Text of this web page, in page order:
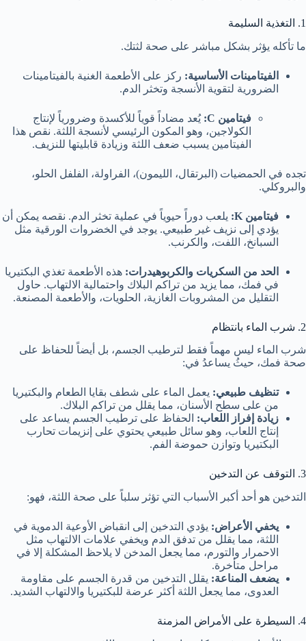
1. التغذية السليمة
ما تأكله يؤثر بشكل مباشر على صحة لثتك.
الفيتامينات الأساسية: ركز على الأطعمة الغنية بالفيتامينات
الضرورية لتقوية الأنسجة وتخثر الدم.
فيتامين C
: يُعد مضاداً قوياً للأكسدة وضرورياً لإنتاج
الكولاجين، وهو المكون الرئيسي لأنسجة اللثة. نقص هذا
الفيتامين يسبب ضعف اللثة وزيادة قابليتها للنزيف.
تجده في الحمضيات (البرتقال، الليمون)، الفراولة، الفلفل الحلو،
والبروكلي.
فيتامين K
: يلعب دوراً حيوياً في عملية تخثر الدم. نقصه يمكن أن
يؤدي إلى نزيف غير طبيعي. يوجد في الخضروات الورقية مثل
السبانخ، اللفت، والكرنب.
الحد من السكريات والكربوهيدرات: هذه الأطعمة تغذي البكتيريا
في فمك، مما يزيد من تراكم البلاك واحتمالية الالتهاب. حاول
التقليل من المشروبات الغازية، الحلويات، والأطعمة المصنعة.
2. شرب الماء بانتظام
شرب الماء ليس مهماً فقط لترطيب الجسم، بل أيضاً للحفاظ على
صحة فمك، حيثُ يساعدُ في:
تنظيف طبيعي: يعمل الماء على شطف بقايا الطعام والبكتيريا
من على سطح الأسنان، مما يقلل من تراكم البلاك.
زيادة إفراز اللعاب: الحفاظ على ترطيب الجسم يساعد على
إنتاج اللعاب، وهو سائل طبيعي يحتوي على إنزيمات تحارب
البكتيريا وتوازن حموضة الفم.
3. التوقف عن التدخين
التدخين هو أحد أكبر الأسباب التي تؤثر سلباً على صحة اللثة، فهو:
يخفي الأعراض: يؤدي التدخين إلى انقباض الأوعية الدموية في
اللثة، مما يقلل من تدفق الدم ويخفي علامات الالتهاب مثل
الاحمرار والتورم، مما يجعل المدخن لا يلاحظ المشكلة إلا في
مراحل متأخرة.
يضعف المناعة: يقلل التدخين من قدرة الجسم على مقاومة
العدوى، مما يجعل اللثة أكثر عرضة للبكتيريا والالتهاب الشديد.
4. السيطرة على الأمراض المزمنة